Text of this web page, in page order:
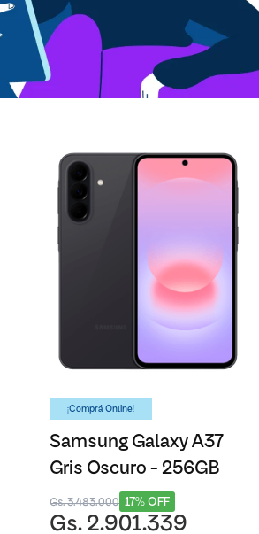
¡Comprá Online!
Samsung Galaxy A37
Gris Oscuro - 256GB
17% OFF
Gs. 3.483.000
Gs. 2.901.339